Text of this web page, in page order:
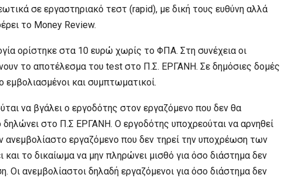
σε εργαστηριακό τεστ (rapid), με δική τους ευθύνη αλλά
το Money Review.
ορίστηκε στα 10 ευρώ χωρίς το ΦΠΑ. Στη συνέχεια οι
το αποτέλεσμα του test στο Π.Σ. ΕΡΓΑΝΗ. Σε δημόσιες δομές
και συμπτωματικοί.
να βγάλει ο εργοδότης στον εργαζόμενο που δεν θα
στο Π.Σ ΕΡΓΑΝΗ. Ο εργοδότης υποχρεούται να αρνηθεί
εργαζόμενο που δεν τηρεί την υποχρέωση των
το δικαίωμα να μην πληρώνει μισθό για όσο διάστημα δεν
Οι ανεμβολίαστοι δηλαδή εργαζόμενοι για όσο διάστημα δεν